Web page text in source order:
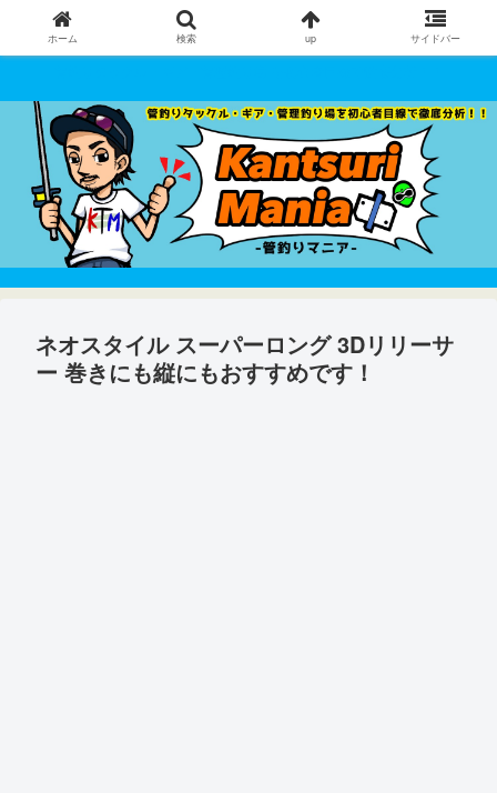
ネオスタイル スーパーロング 3Dリリーサ
ー 巻きにも縦にもおすすめです！
ホーム 検索 up サイドバー